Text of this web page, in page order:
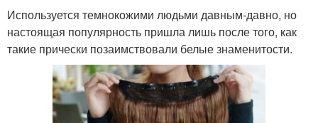
Используется темнокожими людьми давным-давно, но
настоящая популярность пришла лишь после того, как
такие прически позаимствовали белые знаменитости.